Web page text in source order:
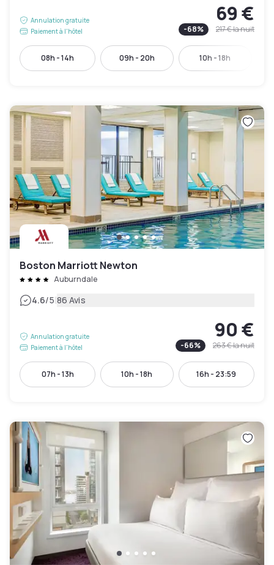
Annulation gratuite
Paiement à l'hôtel
69 €
-68% 217 €la nuit
08h - 14h 09h - 20h 10h - 18h
Boston Marriott Newton
Auburndale
4.6/5|86 Avis
Annulation gratuite
Paiement à l'hôtel
90 €
-66% 263 €la nuit
07h - 13h 10h - 18h 16h - 23:59